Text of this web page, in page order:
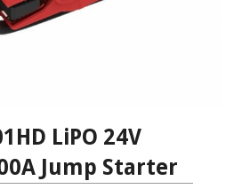
LiPO 24V
Jump Starter